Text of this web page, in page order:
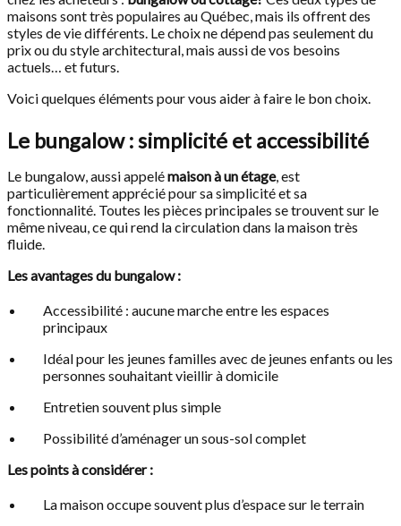
maisons sont très populaires au Québec, mais ils offrent des
styles de vie différents. Le choix ne dépend pas seulement du
prix ou du style architectural, mais aussi de vos besoins
actuels… et futurs.
Voici quelques éléments pour vous aider à faire le bon choix.
Le bungalow : simplicité et accessibilité
Le bungalow, aussi appelémaison à un étage, est
particulièrement apprécié pour sa simplicité et sa
fonctionnalité. Toutes les pièces principales se trouvent sur le
même niveau, ce qui rend la circulation dans la maison très
fluide.
Les avantages du bungalow :
Accessibilité : aucune marche entre les espaces
principaux
Idéal pour les jeunes familles avec de jeunes enfants ou les
personnes souhaitant vieillir à domicile
Entretien souvent plus simple
Possibilité d’aménager un sous-sol complet
Les points à considérer :
La maison occupe souvent plus d’espace sur le terrain